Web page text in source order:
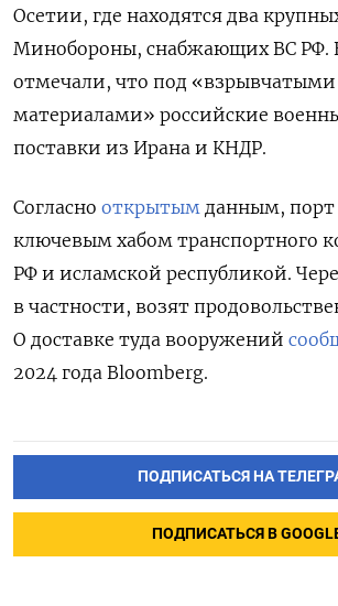
Осетии, где находятся два
Минобороны, снабжающих ВС РФ.
отмечали, что под «взрывчатыми
материалами» российские
поставки из Ирана и КНДР.
Согласно открытым данным, порт
ключевым хабом транспортного
РФ и исламской республикой.
в частности, возят
О доставке туда вооружений
2024 года Bloomberg.
ПОДПИСАТЬСЯ НА
ПОДПИСАТЬСЯ В